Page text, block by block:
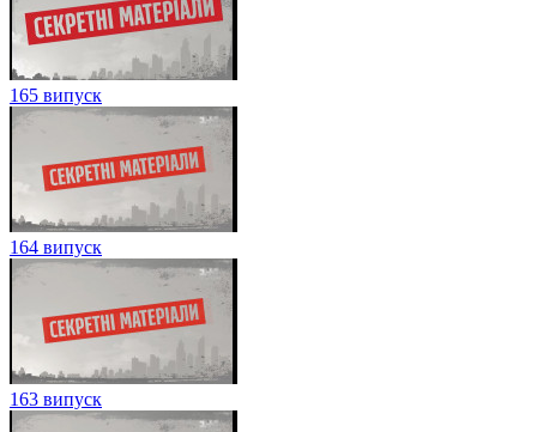
165 випуск
164 випуск
163 випуск